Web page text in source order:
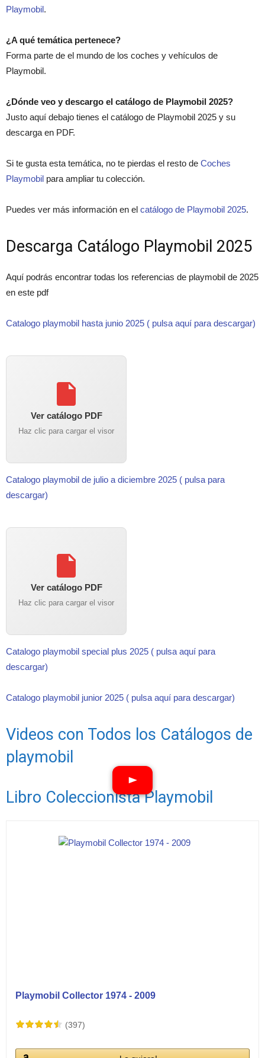
Playmobil.
¿A qué temática pertenece?
Forma parte de el mundo de los coches y vehículos de
Playmobil.
¿Dónde veo y descargo el catálogo de Playmobil 2025?
Justo aquí debajo tienes el catálogo de Playmobil 2025 y su
descarga en PDF.
Si te gusta esta temática, no te pierdas el resto de Coches
Playmobil para ampliar tu colección.
Puedes ver más información en el catálogo de Playmobil 2025.
Descarga Catálogo Playmobil 2025
Aquí podrás encontrar todas los referencias de playmobil de 2025
en este pdf
Catalogo playmobil hasta junio 2025 ( pulsa aquí para descargar)
Ver catálogo PDF
Haz clic para cargar el visor
Catalogo playmobil de julio a diciembre 2025 ( pulsa para
descargar)
Ver catálogo PDF
Haz clic para cargar el visor
Catalogo playmobil special plus 2025 ( pulsa aquí para
descargar)
Catalogo playmobil junior 2025 ( pulsa aquí para descargar)
Videos con Todos los Catálogos de
playmobil
Libro Coleccionista Playmobil
Playmobil Collector 1974 - 2009
(397)